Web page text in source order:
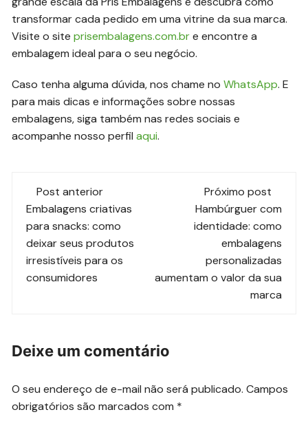
transformar cada pedido em uma vitrine da sua marca.
Visite o siteprisembalagens.com.bre encontre a
embalagem ideal para o seu negócio.
Caso tenha alguma dúvida, nos chame noWhatsApp. E
para mais dicas e informações sobre nossas
embalagens, siga também nas redes sociais e
acompanhe nosso perfilaqui.
Navegação
de
post
Post anterior
Embalagens criativas
para snacks: como
deixar seus produtos
irresistíveis para os
consumidores
Próximo post
Hambúrguer com
identidade: como
embalagens
personalizadas
aumentam o valor da sua
marca
Deixe um comentário
O seu endereço de e-mail não será publicado. Campos
obrigatórios são marcados com *